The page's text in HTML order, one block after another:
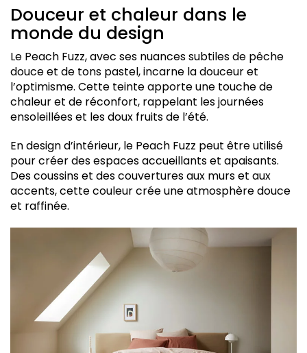
Douceur et chaleur dans le
monde du design
Le Peach Fuzz, avec ses nuances subtiles de pêche
douce et de tons pastel, incarne la douceur et
l’optimisme. Cette teinte apporte une touche de
chaleur et de réconfort, rappelant les journées
ensoleillées et les doux fruits de l’été.
En design d’intérieur, le Peach Fuzz peut être utilisé
pour créer des espaces accueillants et apaisants.
Des coussins et des couvertures aux murs et aux
accents, cette couleur crée une atmosphère douce
et raffinée.